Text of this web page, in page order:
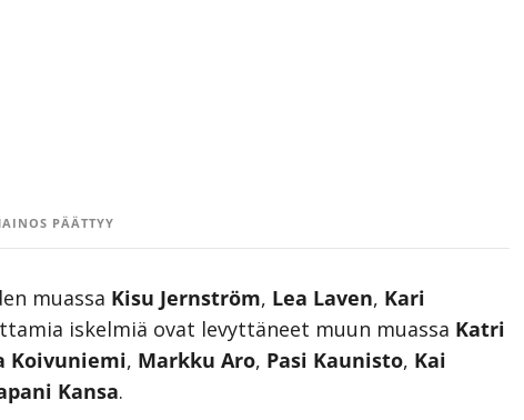
PÄÄTTYY
muassa Kisu Jernström, Lea Laven, Kari
iskelmiä ovat levyttäneet muun muassa Katri
Koivuniemi, Markku Aro, Pasi Kaunisto, Kai
Kansa.